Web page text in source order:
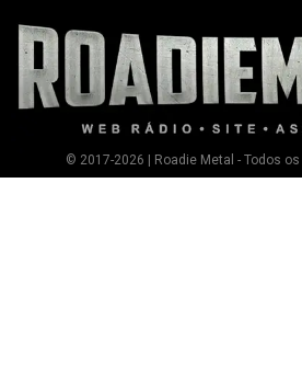
© 2017-2026 | Roadie Metal - Todos